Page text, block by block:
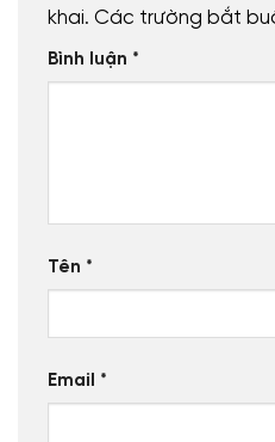
khai. Các trường bắt
Bình luận *
Tên *
Email *